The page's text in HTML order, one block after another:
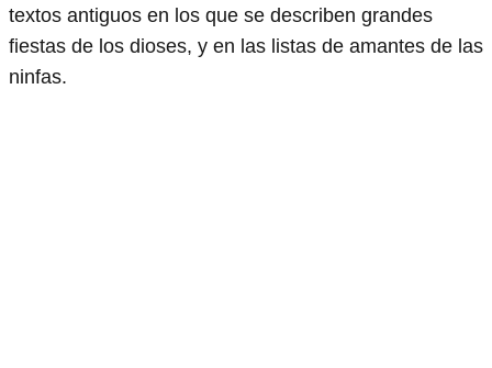
textos antiguos en los que se describen grandes
fiestas de los dioses, y en las listas de amantes de las
ninfas.